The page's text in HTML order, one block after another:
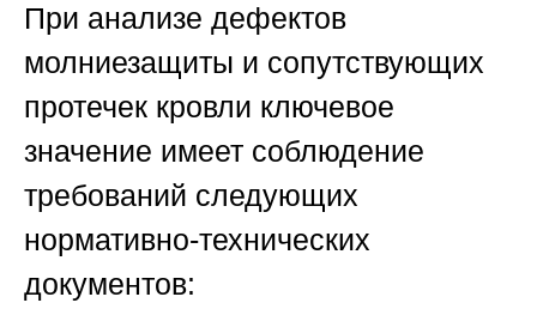
При анализе дефектов
молниезащиты и сопутствующих
протечек кровли ключевое
значение имеет соблюдение
требований следующих
нормативно-технических
документов: